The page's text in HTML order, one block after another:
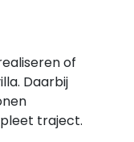
of
Daarbij
traject.